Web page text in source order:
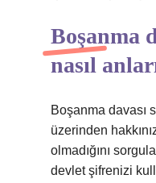
Boşanma
nasıl
Boşanma davası
üzerinden
olmadığını
devlet şifrenizi